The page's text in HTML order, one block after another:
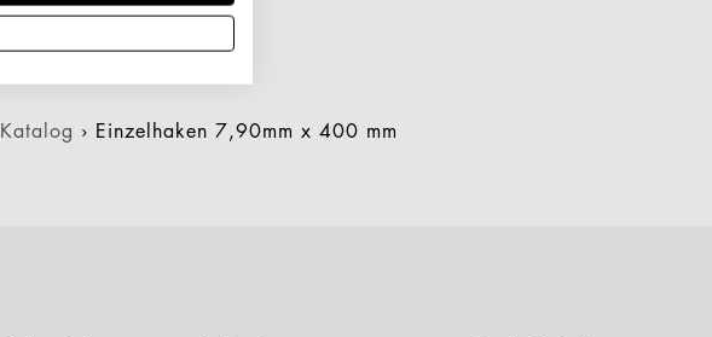
Katalog › Einzelhaken 7,90mm x 400 mm